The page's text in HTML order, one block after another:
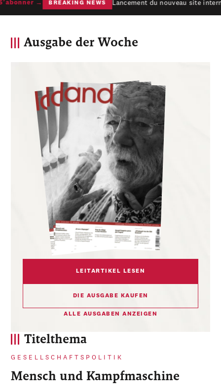
→ BREAKING NEWS Lancement du nouveau site
Titelthema
GESELLSCHAFTSPOLITIK
Mensch und Kampfmaschine
Ausgabe der Woche
LEITARTIKEL LESEN
DIE AUSGABE KAUFEN
ALLE AUSGABEN ANZEIGEN